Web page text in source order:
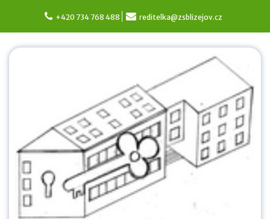
content
+420 734 768 488 reditelka@zsblizejov.cz